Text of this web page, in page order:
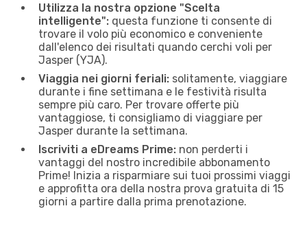
Utilizza la nostra opzione "Scelta
intelligente": questa funzione ti consente di
trovare il volo più economico e conveniente
dall'elenco dei risultati quando cerchi voli per
Jasper (YJA).
Viaggia nei giorni feriali: solitamente, viaggiare
durante i fine settimana e le festività risulta
sempre più caro. Per trovare offerte più
vantaggiose, ti consigliamo di viaggiare per
Jasper durante la settimana.
Iscriviti a eDreams Prime: non perderti i
vantaggi del nostro incredibile abbonamento
Prime! Inizia a risparmiare sui tuoi prossimi viaggi
e approfitta ora della nostra prova gratuita di 15
giorni a partire dalla prima prenotazione.